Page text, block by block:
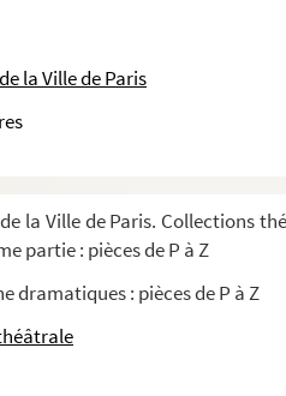
la Ville de Paris
la Ville de Paris. Collections
partie : pièces de P à Z
dramatiques : pièces de P à Z
1907
3 actes, adaptation par Jean
1898
mélodrame en 3 époques et 7
Rabelais, tirée des cinq livres